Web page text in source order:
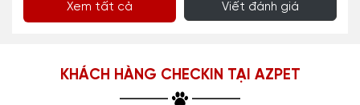
Xem tất cả Viết đánh giá
KHÁCH HÀNG CHECKIN TẠI AZPET